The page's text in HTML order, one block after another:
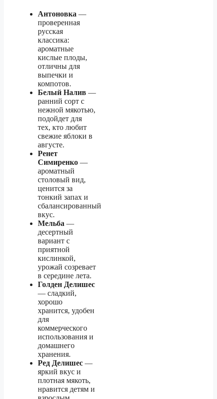
Антоновка —
проверенная
русская
классика:
ароматные
кислые плоды,
отличны для
выпечки и
компотов.
Белый Налив —
ранний сорт с
нежной мякотью,
подойдет для
тех, кто любит
свежие яблоки в
августе.
Ренет
Симиренко —
ароматный
столовый вид,
ценится за
тонкий запах и
сбалансированный
вкус.
Мельба —
десертный
вариант с
приятной
кислинкой,
урожай созревает
в середине лета.
Голден Делишес
— сладкий,
хорошо
хранится, удобен
для
коммерческого
использования и
домашнего
хранения.
Ред Делишес —
яркий вкус и
плотная мякоть,
нравится детям и